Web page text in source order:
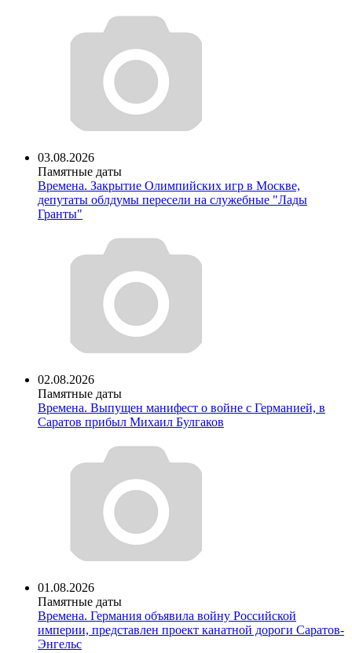
03.08.2026
Памятные даты
Времена. Закрытие Олимпийских игр в Москве,
депутаты облдумы пересели на служебные "Лады
Гранты"
02.08.2026
Памятные даты
Времена. Выпущен манифест о войне с Германией, в
Саратов прибыл Михаил Булгаков
01.08.2026
Памятные даты
Времена. Германия объявила войну Российской
империи, представлен проект канатной дороги Саратов-
Энгельс